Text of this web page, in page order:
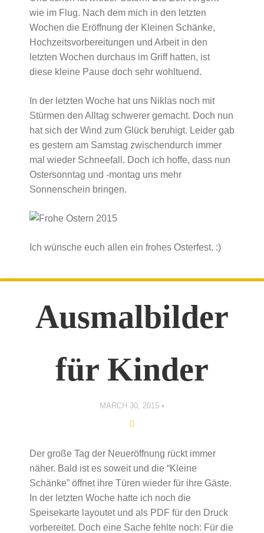
wie im Flug. Nach dem mich in den letzten
Wochen die Eröffnung der Kleinen Schänke,
Hochzeitsvorbereitungen und Arbeit in den
letzten Wochen durchaus im Griff hatten, ist
diese kleine Pause doch sehr wohltuend.
In der letzten Woche hat uns Niklas noch mit
Stürmen den Alltag schwerer gemacht. Doch nun
hat sich der Wind zum Glück beruhigt. Leider gab
es gestern am Samstag zwischendurch immer
mal wieder Schneefall. Doch ich hoffe, dass nun
Ostersonntag und -montag uns mehr
Sonnenschein bringen.
Ich wünsche euch allen ein frohes Osterfest. :)
Ausmalbilder
für Kinder
MARCH 30, 2015
Der große Tag der Neueröffnung rückt immer
näher. Bald ist es soweit und die “Kleine
Schänke” öffnet ihre Türen wieder für ihre Gäste.
In der letzten Woche hatte ich noch die
Speisekarte layoutet und als PDF für den Druck
vorbereitet. Doch eine Sache fehlte noch: Für die